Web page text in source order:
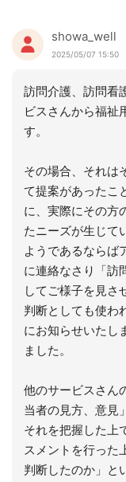
showa_well
2025/05/07 15:50
訪問介護、訪問看
ビスさんから福祉
す。
その場合、それは
て提案があったこ
に、実際にその方
たニーズが生じて
ようであるならば
に連絡なさり「訪
してご様子を見さ
判断としても使わ
にお知らせいたし
ました。
他のサービスさん
当者の見方、意見
それを把握した上
スメントを行った
判断したのか」と